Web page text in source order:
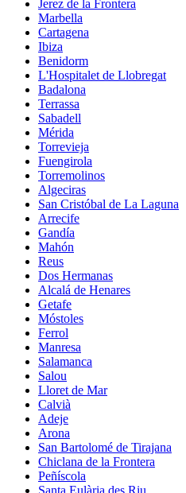
Jerez de la Frontera
Marbella
Cartagena
Ibiza
Benidorm
L'Hospitalet de Llobregat
Badalona
Terrassa
Sabadell
Mérida
Torrevieja
Fuengirola
Torremolinos
Algeciras
San Cristóbal de La Laguna
Arrecife
Gandía
Mahón
Reus
Dos Hermanas
Alcalá de Henares
Getafe
Móstoles
Ferrol
Manresa
Salamanca
Salou
Lloret de Mar
Calvià
Adeje
Arona
San Bartolomé de Tirajana
Chiclana de la Frontera
Peñíscola
Santa Eulària des Riu